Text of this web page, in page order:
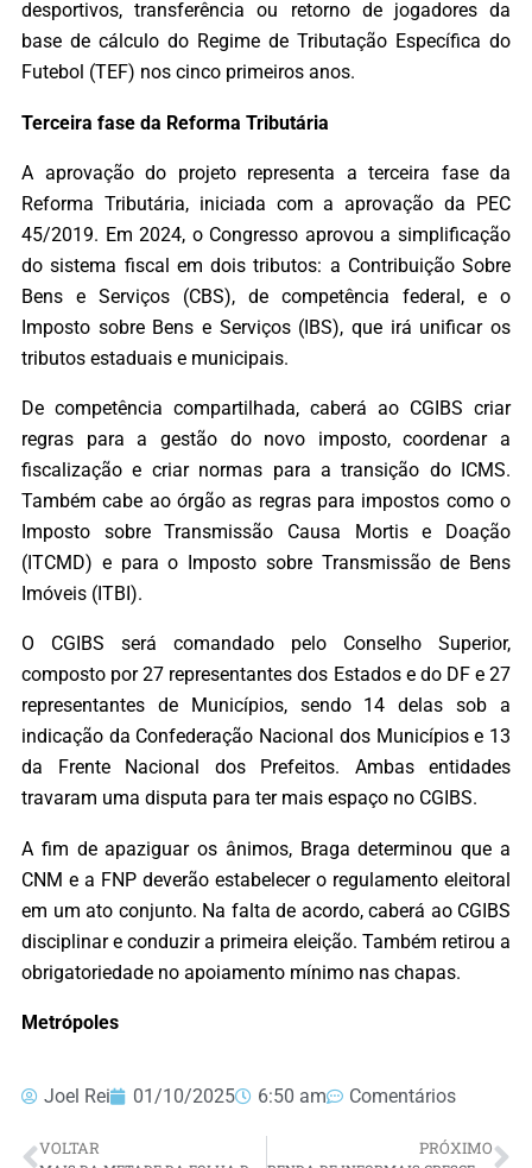
desportivos, transferência ou retorno de jogadores da
base de cálculo do Regime de Tributação Específica do
Futebol (TEF) nos cinco primeiros anos.
Terceira fase da Reforma Tributária
A aprovação do projeto representa a terceira fase da
Reforma Tributária, iniciada com a aprovação da PEC
45/2019. Em 2024, o Congresso aprovou a simplificação
do sistema fiscal em dois tributos: a Contribuição Sobre
Bens e Serviços (CBS), de competência federal, e o
Imposto sobre Bens e Serviços (IBS), que irá unificar os
tributos estaduais e municipais.
De competência compartilhada, caberá ao CGIBS criar
regras para a gestão do novo imposto, coordenar a
fiscalização e criar normas para a transição do ICMS.
Também cabe ao órgão as regras para impostos como o
Imposto sobre Transmissão Causa Mortis e Doação
(ITCMD) e para o Imposto sobre Transmissão de Bens
Imóveis (ITBI).
O CGIBS será comandado pelo Conselho Superior,
composto por 27 representantes dos Estados e do DF e 27
representantes de Municípios, sendo 14 delas sob a
indicação da Confederação Nacional dos Municípios e 13
da Frente Nacional dos Prefeitos. Ambas entidades
travaram uma disputa para ter mais espaço no CGIBS.
A fim de apaziguar os ânimos, Braga determinou que a
CNM e a FNP deverão estabelecer o regulamento eleitoral
em um ato conjunto. Na falta de acordo, caberá ao CGIBS
disciplinar e conduzir a primeira eleição. Também retirou a
obrigatoriedade no apoiamento mínimo nas chapas.
Metrópoles
Joel Rei 01/10/2025 6:50 am Comentários
VOLTAR PRÓXIMO